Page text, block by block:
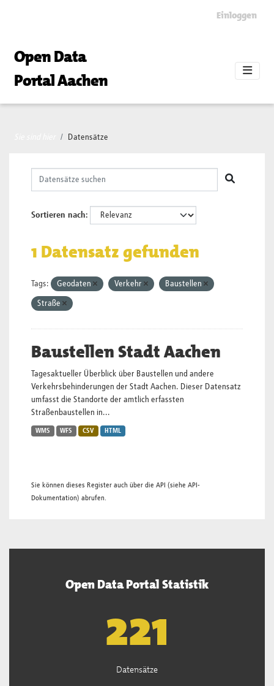
Einloggen
Open Data
Portal Aachen
Datensätze
Sortieren nach
1 Datensatz gefunden
Tags: Geodaten Verkehr Baustellen
Straße
Baustellen Stadt Aachen
Tagesaktueller Überblick über Baustellen und andere
Verkehrsbehinderungen der Stadt Aachen. Dieser Datensatz
umfasst die Standorte der amtlich erfassten
Straßenbaustellen in...
WMS WFS CSV HTML
Sie können dieses Register auch über die API (siehe API-
Dokumentation) abrufen.
Open Data Portal Statistik
222
Datensätze